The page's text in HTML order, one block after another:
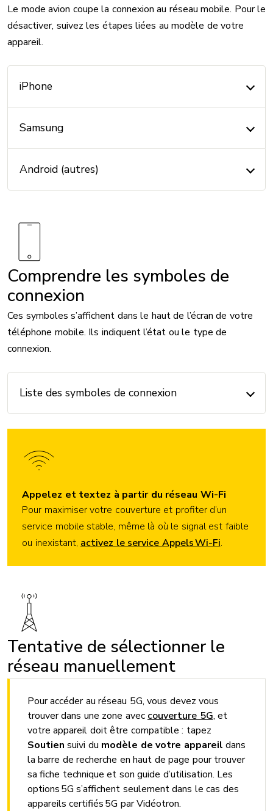
Le mode avion coupe la connexion au réseau mobile. Pour le
désactiver, suivez les étapes liées au modèle de votre
appareil.
iPhone
Samsung
Android (autres)
Comprendre les symboles de
connexion
Ces symboles s’affichent dans le haut de l’écran de votre
téléphone mobile. Ils indiquent l’état ou le type de
connexion.
Liste des symboles de connexion
Appelez et textez à partir du réseau Wi-Fi
Pour maximiser votre couverture et profiter d’un
service mobile stable, même là où le signal est faible
ou inexistant, activez le service Appels Wi-Fi.
Tentative de sélectionner le
réseau manuellement
Pour accéder au réseau 5G, vous devez vous
trouver dans une zone avec couverture 5G, et
votre appareil doit être compatible : tapez
Soutien suivi du modèle de votre appareil dans
la barre de recherche en haut de page pour trouver
sa fiche technique et son guide d’utilisation. Les
options 5G s’affichent seulement dans le cas des
appareils certifiés 5G par Vidéotron.